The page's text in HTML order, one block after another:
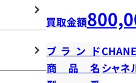
買取金額
ブランド
商品名 シャネ